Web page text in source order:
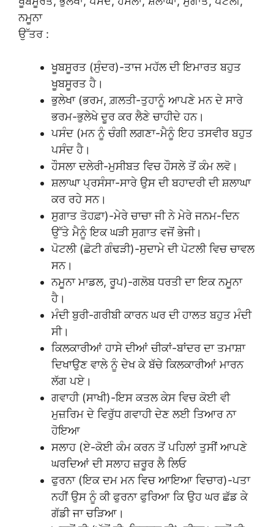
ਨਮੂਨਾ
ਉੱਤਰ :
ਖੂਬਸੂਰਤ (ਸੁੰਦਰ)-ਤਾਜ ਮਹੱਲ ਦੀ ਇਮਾਰਤ ਬਹੁਤ
ਖੂਬਸੂਰਤ ਹੈ।
ਭੁਲੇਖਾ (ਭਰਮ, ਗ਼ਲਤੀ-ਤੁਹਾਨੂੰ ਆਪਣੇ ਮਨ ਦੇ ਸਾਰੇ
ਭਰਮ-ਭੁਲੇਖੇ ਦੂਰ ਕਰ ਲੈਣੇ ਚਾਹੀਦੇ ਹਨ।
ਪਸੰਦ (ਮਨ ਨੂੰ ਚੰਗੀ ਲਗਣਾ-ਮੈਨੂੰ ਇਹ ਤਸਵੀਰ ਬਹੁਤ
ਪਸੰਦ ਹੈ।
ਹੌਸਲਾ ਦਲੇਰੀ-ਮੁਸੀਬਤ ਵਿਚ ਹੌਸਲੇ ਤੋਂ ਕੰਮ ਲਵੋ।
ਸ਼ਲਾਘਾ ਪ੍ਰਸੰਸਾ-ਸਾਰੇ ਉਸ ਦੀ ਬਹਾਦਰੀ ਦੀ ਸ਼ਲਾਘਾ
ਕਰ ਰਹੇ ਸਨ।
ਸੁਗਾਤ ਤੋਹਫ਼ਾ)-ਮੇਰੇ ਚਾਚਾ ਜੀ ਨੇ ਮੇਰੇ ਜਨਮ-ਦਿਨ
ਉੱਤੇ ਮੈਨੂੰ ਇਕ ਘੜੀ ਸੁਗਾਤ ਵਜੋਂ ਭੇਜੀ।
ਪੋਟਲੀ (ਛੋਟੀ ਗੰਢੜੀ)-ਸੁਦਾਮੇ ਦੀ ਪੋਟਲੀ ਵਿਚ ਚਾਵਲ
ਸਨ।
ਨਮੂਨਾ ਮਾਡਲ, ਰੂਪ)-ਗਲੋਬ ਧਰਤੀ ਦਾ ਇਕ ਨਮੂਨਾ
ਹੈ।
ਮੰਦੀ ਬੁਰੀ-ਗਰੀਬੀ ਕਾਰਨ ਘਰ ਦੀ ਹਾਲਤ ਬਹੁਤ ਮੰਦੀ
ਸੀ।
ਕਿਲਕਾਰੀਆਂ ਹਾਸੇ ਦੀਆਂ ਚੀਕਾਂ-ਬਾਂਦਰ ਦਾ ਤਮਾਸ਼ਾ
ਦਿਖਾਉਣ ਵਾਲੇ ਨੂੰ ਦੇਖ ਕੇ ਬੱਚੇ ਕਿਲਕਾਰੀਆਂ ਮਾਰਨ
ਲੱਗ ਪਏ।
ਗਵਾਹੀ (ਸਾਖੀ)-ਇਸ ਕਤਲ ਕੇਸ ਵਿਚ ਕੋਈ ਵੀ
ਮੁਜ਼ਰਿਮ ਦੇ ਵਿਰੁੱਧ ਗਵਾਹੀ ਦੇਣ ਲਈ ਤਿਆਰ ਨਾ
ਹੋਇਆ
ਸਲਾਹ (ਏ-ਕੋਈ ਕੰਮ ਕਰਨ ਤੋਂ ਪਹਿਲਾਂ ਤੁਸੀਂ ਆਪਣੇ
ਘਰਦਿਆਂ ਦੀ ਸਲਾਹ ਜ਼ਰੂਰ ਲੈ ਲਿਓ
ਫੁਰਨਾ (ਇਕ ਦਮ ਮਨ ਵਿਚ ਆਇਆ ਵਿਚਾਰ)-ਪਤਾ
ਨਹੀਂ ਉਸ ਨੂੰ ਕੀ ਫੁਰਨਾ ਫੁਰਿਆ ਕਿ ਉਹ ਘਰ ਛੱਡ ਕੇ
ਗੱਡੀ ਜਾ ਚੜਿਆ।